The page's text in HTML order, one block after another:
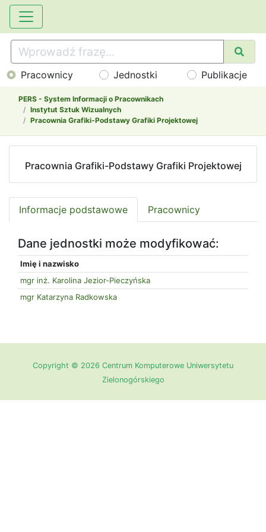
Pracownicy Jednostki Publikacje
PERS - System Informacji o Pracownikach
Instytut Sztuk Wizualnych
Pracownia Grafiki-Podstawy Grafiki Projektowej
Pracownia Grafiki-Podstawy Grafiki Projektowej
Informacje podstawowe Pracownicy
Dane jednostki może modyfikować:
Imię i nazwisko
mgr inż. Karolina Jezior-Pieczyńska
mgr Katarzyna Radkowska
Copyright © 2026 Centrum Komputerowe Uniwersytetu
Zielonogórskiego